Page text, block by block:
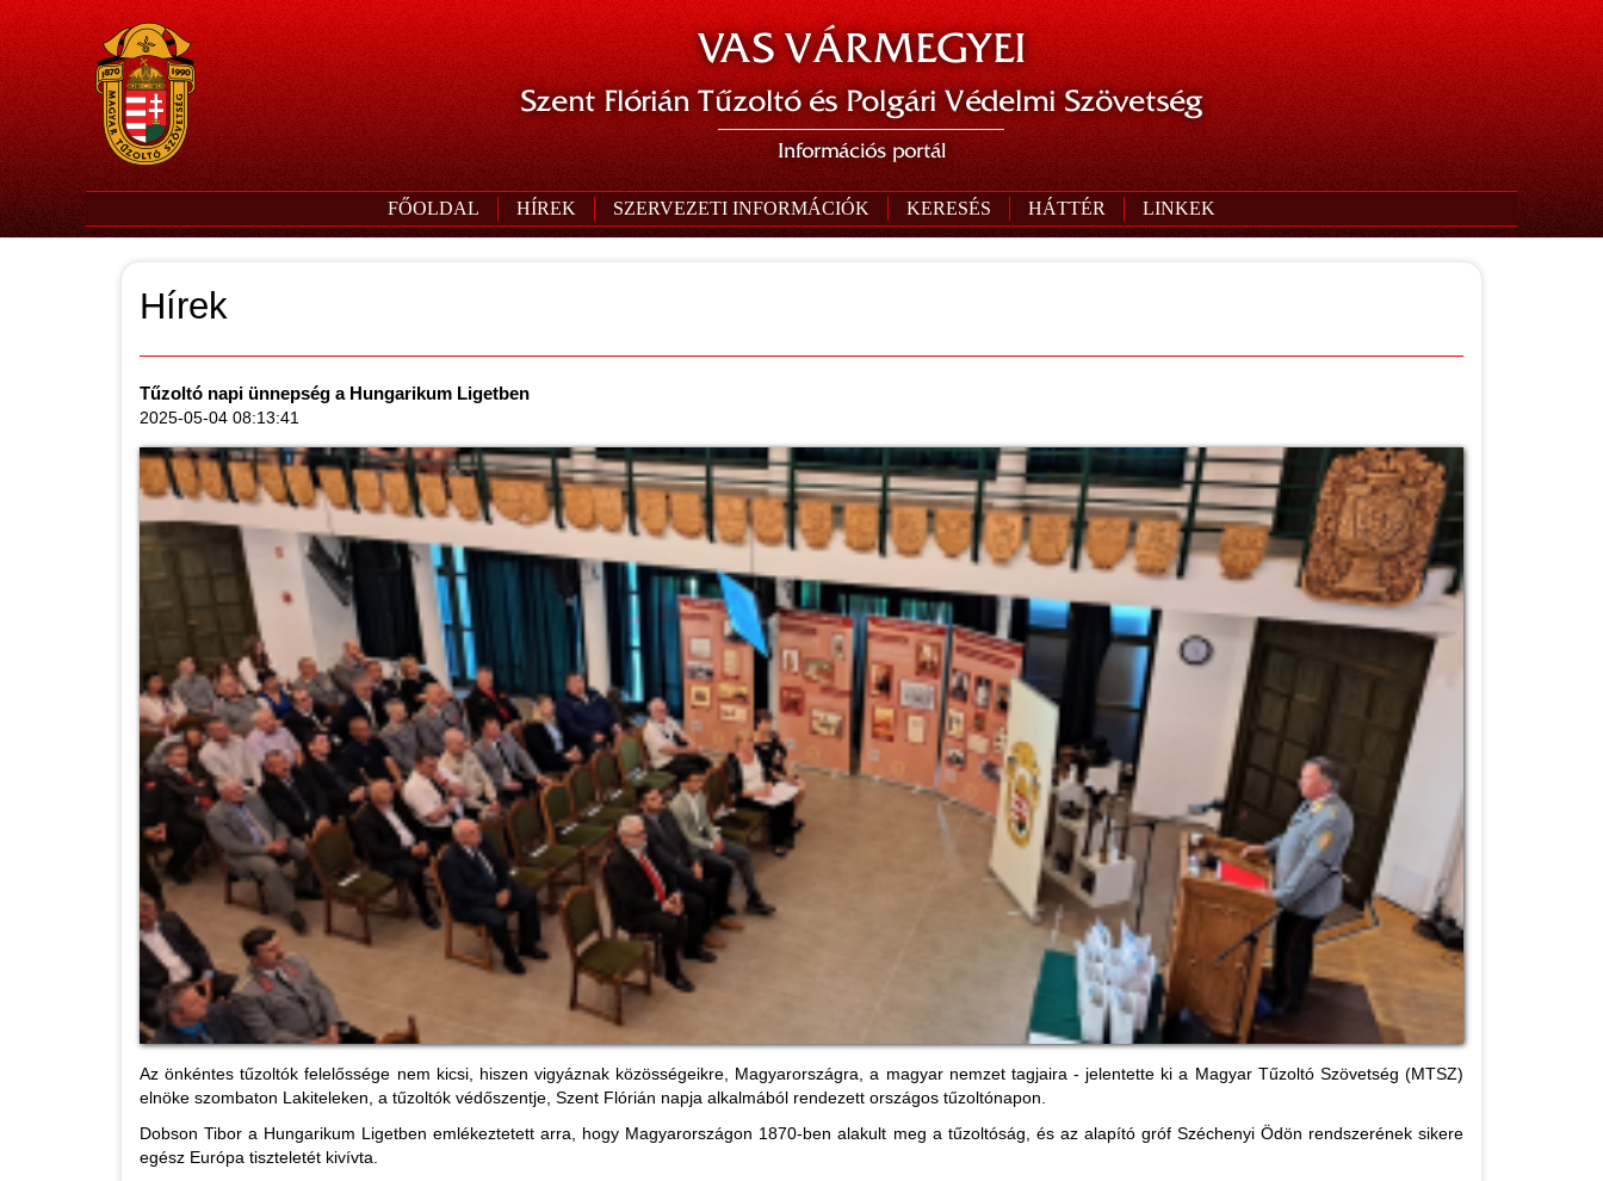
VAS VÁRMEGYEI
Szent Flórián Tűzoltó és Polgári Védelmi Szövetség
Információs portál
FŐOLDAL HÍREK SZERVEZETI INFORMÁCIÓK KERESÉS HÁTTÉR LINKEK
Hírek
Tűzoltó napi ünnepség a Hungarikum Ligetben
2025-05-04 08:13:41
Az önkéntes tűzoltók felelőssége nem kicsi, hiszen vigyáznak közösségeikre, Magyarországra, a magyar nemzet tagjaira - jelentette ki a Magyar Tűzoltó Szövetség (MTSZ)
elnöke szombaton Lakiteleken, a tűzoltók védőszentje, Szent Flórián napja alkalmából rendezett országos tűzoltónapon.
Dobson Tibor a Hungarikum Ligetben emlékeztetett arra, hogy Magyarországon 1870-ben alakult meg a tűzoltóság, és az alapító gróf Széchenyi Ödön rendszerének sikere
egész Európa tiszteletét kivívta.